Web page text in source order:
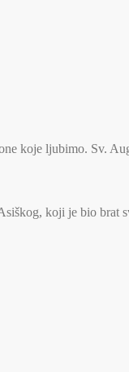
koje ljubimo. Sv.
koji je bio brat